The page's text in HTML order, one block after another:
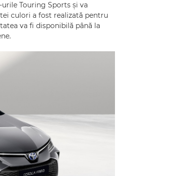
Touring Sports și va
culori a fost realizată pentru
va fi disponibilă până la